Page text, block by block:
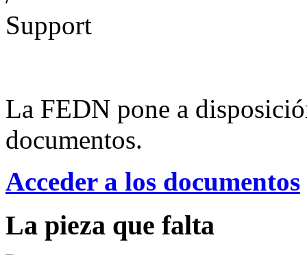
La FEDN pone a
documentos.
Acceder a los documentos
La pieza que falta